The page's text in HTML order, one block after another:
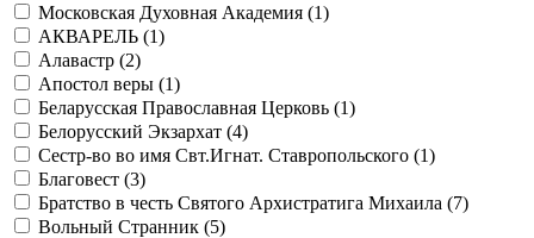
Московская Духовная Академия (1)
АКВАРЕЛЬ (1)
Алавастр (2)
Апостол веры (1)
Беларусская Православная Церковь (1)
Белорусский Экзархат (4)
Сестр-во во имя Свт.Игнат. Ставропольского (1)
Благовест (3)
Братство в честь Святого Архистратига Михаила (7)
Вольный Странник (5)